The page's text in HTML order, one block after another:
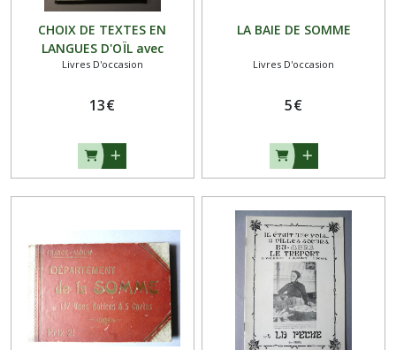
CHOIX DE TEXTES EN
LANGUES D'OÏL avec
traductions et glossaires
Livres D'occasion
13€
LA BAIE DE SOMME
Livres D'occasion
5€